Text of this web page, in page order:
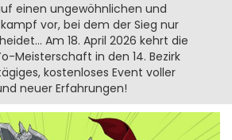
einen ungewöhnlichen und
vor, bei dem der Sieg nur
Am 18. April 2026 kehrt die
Meisterschaft in den 14. Bezirk
kostenloses Event voller
neuer Erfahrungen!